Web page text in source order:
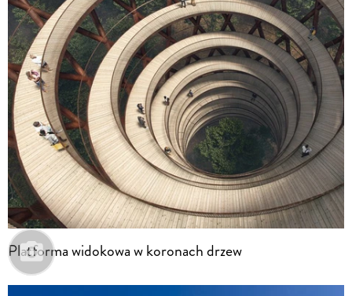
Platforma widokowa w koronach drzew